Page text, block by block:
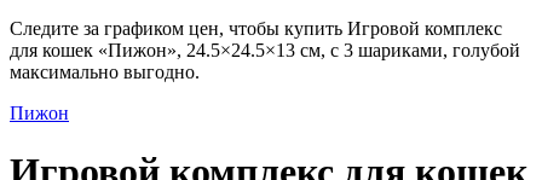
Следите за графиком цен, чтобы купить Игровой комплекс
для кошек «Пижон», 24.5×24.5×13 см, с 3 шариками, голубой
максимально выгодно.
Пижон